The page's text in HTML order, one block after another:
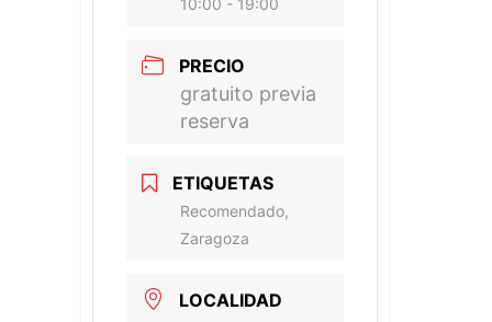
10:00 - 19:00
PRECIO
gratuito previa
reserva
ETIQUETAS
Recomendado,
Zaragoza
LOCALIDAD